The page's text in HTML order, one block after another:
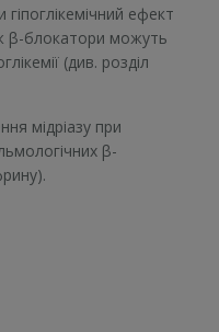
ефект
β-блокатори можуть
(див. розділ
мідріазу при
β-